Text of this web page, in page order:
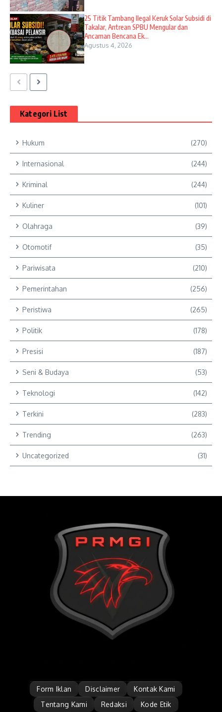
25 Titik Tambang Ilegal Keruk Solar Subsidi di
Takalar, Antrean SPBU Mengular dan
Ancaman Bencana Ek...
Agustus 4, 2026
Kategori List
Hukum (270)
Internasional (244)
Kriminal (244)
Kuliner (101)
Olahraga (39)
Otomotif (35)
Pariwisata (210)
Pemerintahan (256)
Peristiwa (265)
Politik (178)
Presisi (187)
Seni & Budaya (53)
Teknologi (142)
Terkini (283)
Trending (263)
Uncategorized (31)
Form Iklan Disclaimer
Kontak Kami
Tentang Kami
Redaksi Kode Etik